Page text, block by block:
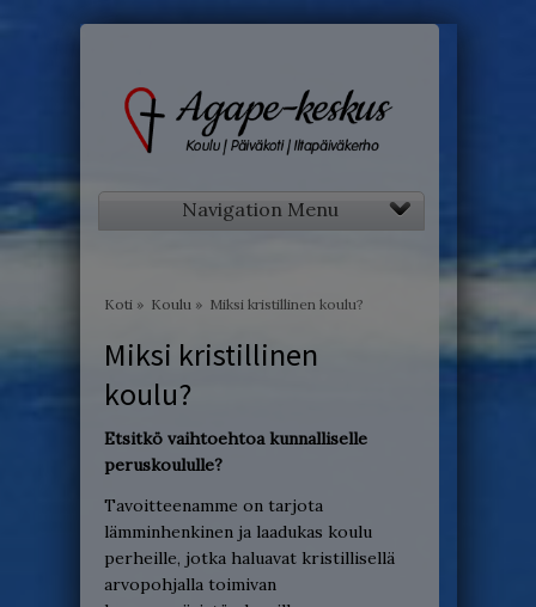
Navigation Menu
Koti» Koulu» Miksi kristillinen koulu?
Miksi kristillinen
koulu?
Etsitkö vaihtoehtoa kunnalliselle
peruskoululle?
Tavoitteenamme on tarjota
lämminhenkinen ja laadukas koulu
perheille, jotka haluavat kristillisellä
arvopohjalla toimivan